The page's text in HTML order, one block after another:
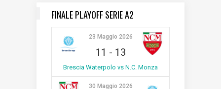
FINALE PLAYOFF SERIE A2
23 Maggio 2026
11 - 13
Brescia Waterpolo vs N.C. Monza
30 Maggio 2026